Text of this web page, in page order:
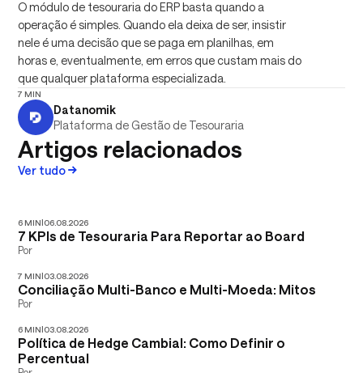
7 MIN
Datanomik
Plataforma de Gestão de Tesouraria
O módulo de tesouraria do ERP basta quando a
operação é simples. Quando ela deixa de ser, insistir
nele é uma decisão que se paga em planilhas, em
horas e, eventualmente, em erros que custam mais do
que qualquer plataforma especializada.
Artigos relacionados
Ver tudo
6 MIN|06.08.2026
7 KPIs de Tesouraria Para Reportar ao Board
Por
7 MIN|03.08.2026
Conciliação Multi-Banco e Multi-Moeda: Mitos
Por
6 MIN|03.08.2026
Política de Hedge Cambial: Como Definir o
Percentual